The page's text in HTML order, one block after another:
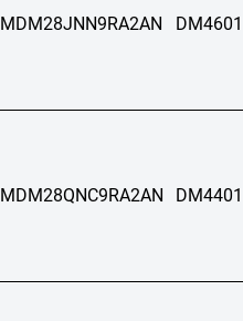
MDM28JNN9RA2AN
MDM28QNC9RA2AN